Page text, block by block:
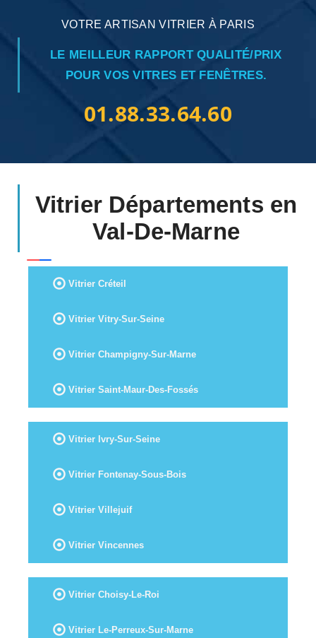
VOTRE ARTISAN VITRIER À PARIS
LE MEILLEUR RAPPORT QUALITÉ/PRIX
POUR VOS VITRES ET FENÊTRES.
01.88.33.64.60
Vitrier Départements en
Val-De-Marne
Vitrier Créteil
Vitrier Vitry-Sur-Seine
Vitrier Champigny-Sur-Marne
Vitrier Saint-Maur-Des-Fossés
Vitrier Ivry-Sur-Seine
Vitrier Fontenay-Sous-Bois
Vitrier Villejuif
Vitrier Vincennes
Vitrier Choisy-Le-Roi
Vitrier Le-Perreux-Sur-Marne